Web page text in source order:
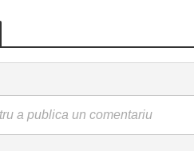
a publica un comentariu